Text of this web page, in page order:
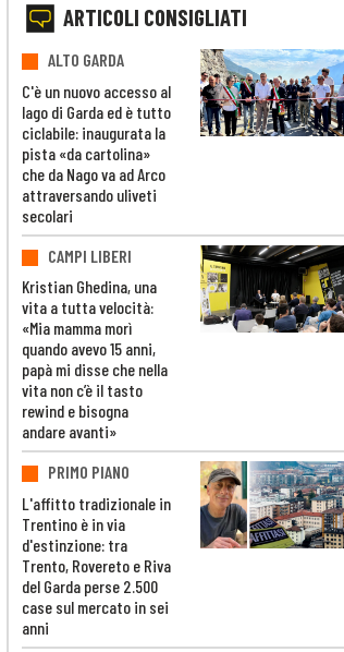
ARTICOLI CONSIGLIATI
ALTO GARDA
C'è un nuovo accesso al
lago di Garda ed è tutto
ciclabile: inaugurata la
pista «da cartolina»
che da Nago va ad Arco
attraversando uliveti
secolari
CAMPI LIBERI
Kristian Ghedina, una
vita a tutta velocità:
«Mia mamma morì
quando avevo 15 anni,
papà mi disse che nella
vita non c’è il tasto
rewind e bisogna
andare avanti»
PRIMO PIANO
L'affitto tradizionale in
Trentino è in via
d'estinzione: tra
Trento, Rovereto e Riva
del Garda perse 2.500
case sul mercato in sei
anni